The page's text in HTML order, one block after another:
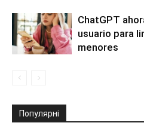
ChatGPT
usuario para
menores
Популярні